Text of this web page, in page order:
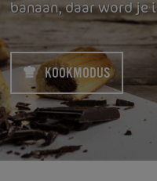
banaan, daar word je
KOOKMODUS